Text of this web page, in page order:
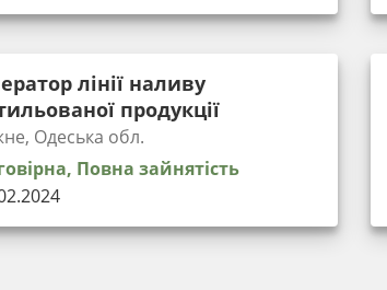
лінії наливу
продукції
Одеська обл.
Повна зайнятість